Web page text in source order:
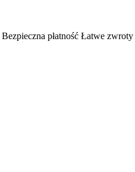
Bezpieczna płatność Łatwe zwroty